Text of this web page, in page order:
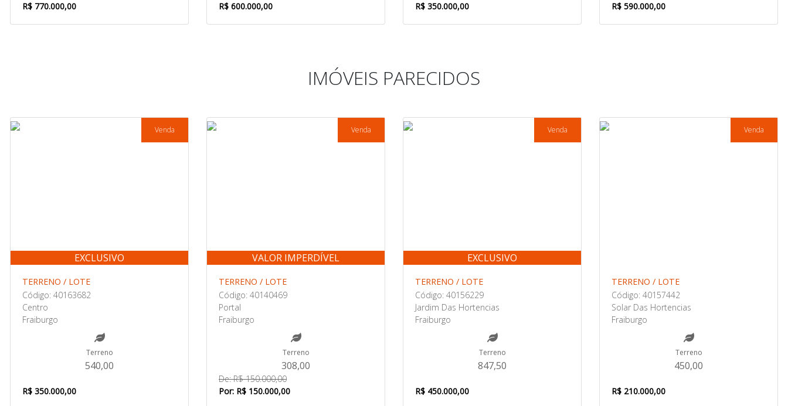
R$ 770.000,00 R$ 600.000,00 R$ 350.000,00 R$ 590.000,00
IMÓVEIS PARECIDOS
Venda
EXCLUSIVO
TERRENO / LOTE
Código: 40163682
Centro
Fraiburgo
Terreno
540,00
R$ 350.000,00
Venda
VALOR IMPERDÍVEL
TERRENO / LOTE
Código: 40140469
Portal
Fraiburgo
Terreno
308,00
De: R$ 150.000,00
Por: R$ 150.000,00
Venda
EXCLUSIVO
TERRENO / LOTE
Código: 40156229
Jardim Das Hortencias
Fraiburgo
Terreno
847,50
R$ 450.000,00
Venda
TERRENO / LOTE
Código: 40157442
Solar Das Hortencias
Fraiburgo
Terreno
450,00
R$ 210.000,00